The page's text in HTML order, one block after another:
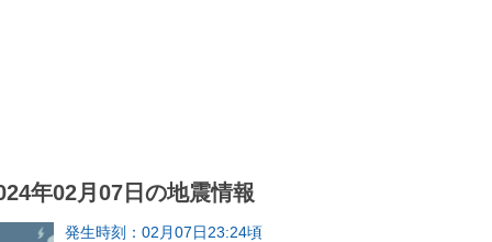
年02月07日の地震情報
発生時刻：02月07日23:24頃